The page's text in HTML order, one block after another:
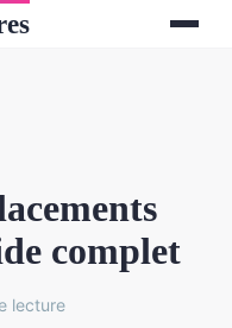
complet
lecture